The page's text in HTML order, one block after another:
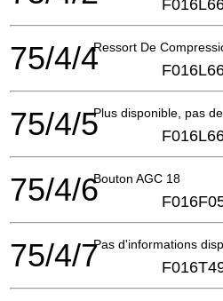
Ressort De
75/4/4
Plus disponible, pas
75/4/5
Bouton AGC 18
75/4/6
Pas d'informations
75/4/7